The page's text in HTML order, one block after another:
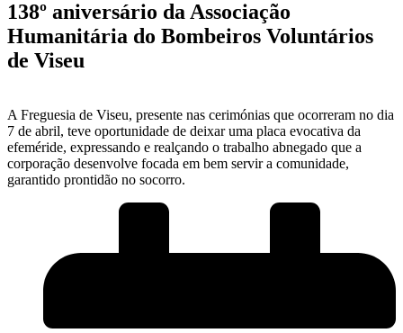
138º aniversário da Associação
Humanitária do Bombeiros Voluntários
de Viseu
A Freguesia de Viseu, presente nas cerimónias que ocorreram no dia
7 de abril, teve oportunidade de deixar uma placa evocativa da
efeméride, expressando e realçando o trabalho abnegado que a
corporação desenvolve focada em bem servir a comunidade,
garantido prontidão no socorro.